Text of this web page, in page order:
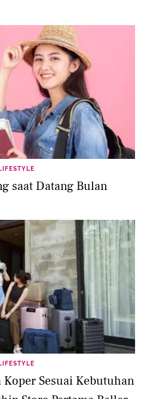
LIFESTYLE
saat Datang Bulan
LIFESTYLE
Sesuai Kebutuhan